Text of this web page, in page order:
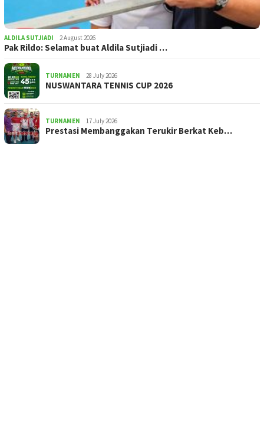
ALDILA SUTJIADI 2 August 2026
Pak Rildo: Selamat buat Aldila Sutjiadi …
TURNAMEN 28 July 2026
NUSWANTARA TENNIS CUP 2026
TURNAMEN 17 July 2026
Prestasi Membanggakan Terukir Berkat Keb…